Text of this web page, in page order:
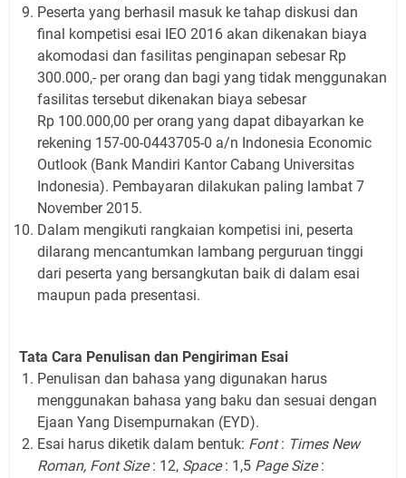
Peserta yang berhasil masuk ke tahap diskusi dan
final kompetisi esai IEO 2016 akan dikenakan biaya
akomodasi dan fasilitas penginapan sebesar Rp
300.000,- per orang dan bagi yang tidak menggunakan
fasilitas tersebut dikenakan biaya sebesar
Rp 100.000,00 per orang yang dapat dibayarkan ke
rekening 157-00-0443705-0 a/n Indonesia Economic
Outlook (Bank Mandiri Kantor Cabang Universitas
Indonesia). Pembayaran dilakukan paling lambat 7
November 2015.
Dalam mengikuti rangkaian kompetisi ini, peserta
dilarang mencantumkan lambang perguruan tinggi
dari peserta yang bersangkutan baik di dalam esai
maupun pada presentasi.
Tata Cara Penulisan dan Pengiriman Esai
Penulisan dan bahasa yang digunakan harus
menggunakan bahasa yang baku dan sesuai dengan
Ejaan Yang Disempurnakan (EYD).
Esai harus diketik dalam bentuk: Font : Times New
Roman, Font Size : 12, Space : 1,5 Page Size :